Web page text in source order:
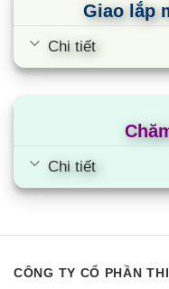
Giao lắp
Chi tiết
Chi tiết
CÔNG TY CỔ PHẦN